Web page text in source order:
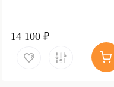
14 100 ₽